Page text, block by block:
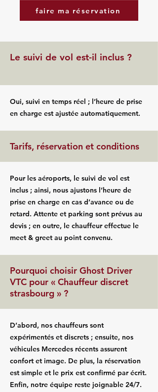
faire ma réservation
Le suivi de vol est-il inclus ?
Oui, suivi en temps réel ; l’heure de prise
en charge est ajustée automatiquement.
Tarifs, réservation et conditions
Pour les aéroports, le suivi de vol est
inclus ; ainsi, nous ajustons l’heure de
prise en charge en cas d’avance ou de
retard. Attente et parking sont prévus au
devis ; en outre, le chauffeur effectue le
meet & greet au point convenu.
Pourquoi choisir Ghost Driver
VTC pour « Chauffeur discret
strasbourg » ?
D’abord, nos chauffeurs sont
expérimentés et discrets ; ensuite, nos
véhicules Mercedes récents assurent
confort et image. De plus, la réservation
est simple et le prix est confirmé par écrit.
Enfin, notre équipe reste joignable 24/7.